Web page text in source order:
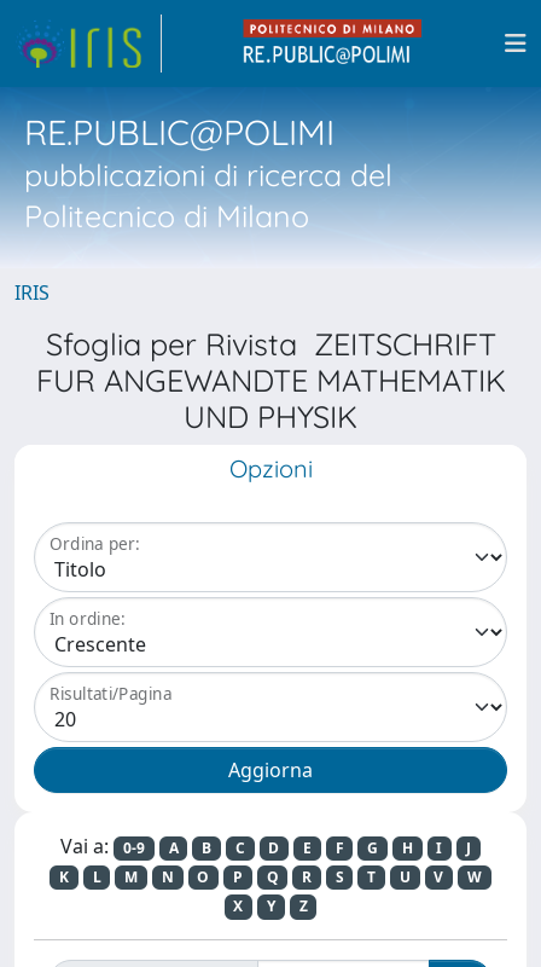
RE.PUBLIC@POLIMI
pubblicazioni di ricerca del
Politecnico di Milano
IRIS
Sfoglia per Rivista ZEITSCHRIFT
FUR ANGEWANDTE MATHEMATIK
UND PHYSIK
Opzioni
Ordina per:
In ordine:
Risultati/Pagina
Vai a: 0-9 A B C D E F G H I
J
K
L M N O P Q R S T U V
W
X
Y Z